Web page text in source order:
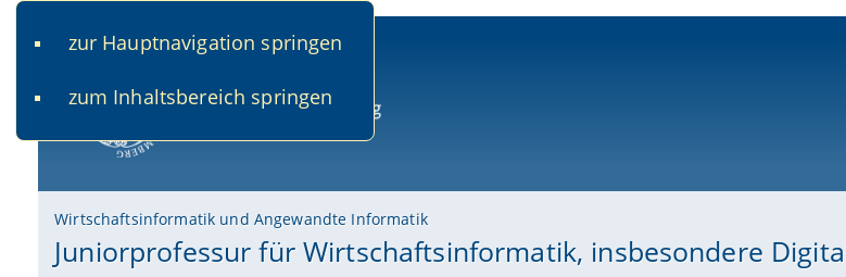
zur Hauptnavigation springen
zum Inhaltsbereich springen
Wirtschaftsinformatik und Angewandte Informatik
Juniorprofessur für Wirtschaftsinformatik, insbesondere